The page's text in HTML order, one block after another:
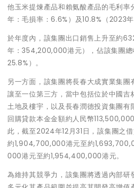
他玉米提煉產品和賴氨酸產品的毛利率
年：毛損率：6.6%）及10.8%（2023年
於年度內，該集團出口銷售上升至約
年：354,200,000港元），佔該集團總
25.8%）。
另一方面，該集團將長春大成實業集
讓至一位第三方，當中包括位於中國吉
土地及樓宇，以及長春潤德投資集團有
回購貸款本金金額約人民幣
此，截至2024年12月31日，該集團之
約1,904,700,000港元至約
000港元至約1,954,400,000港元。
為維持其競爭力，該集團將透過內部研